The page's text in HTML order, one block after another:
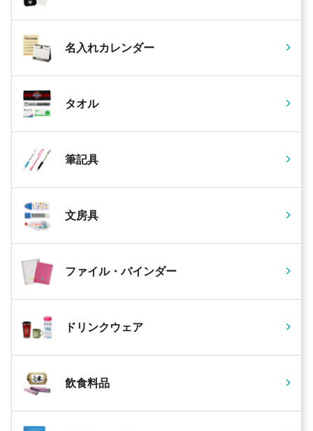
名入れカレンダー
タオル
筆記具
文房具
ファイル・バインダー
ドリンクウェア
飲食料品